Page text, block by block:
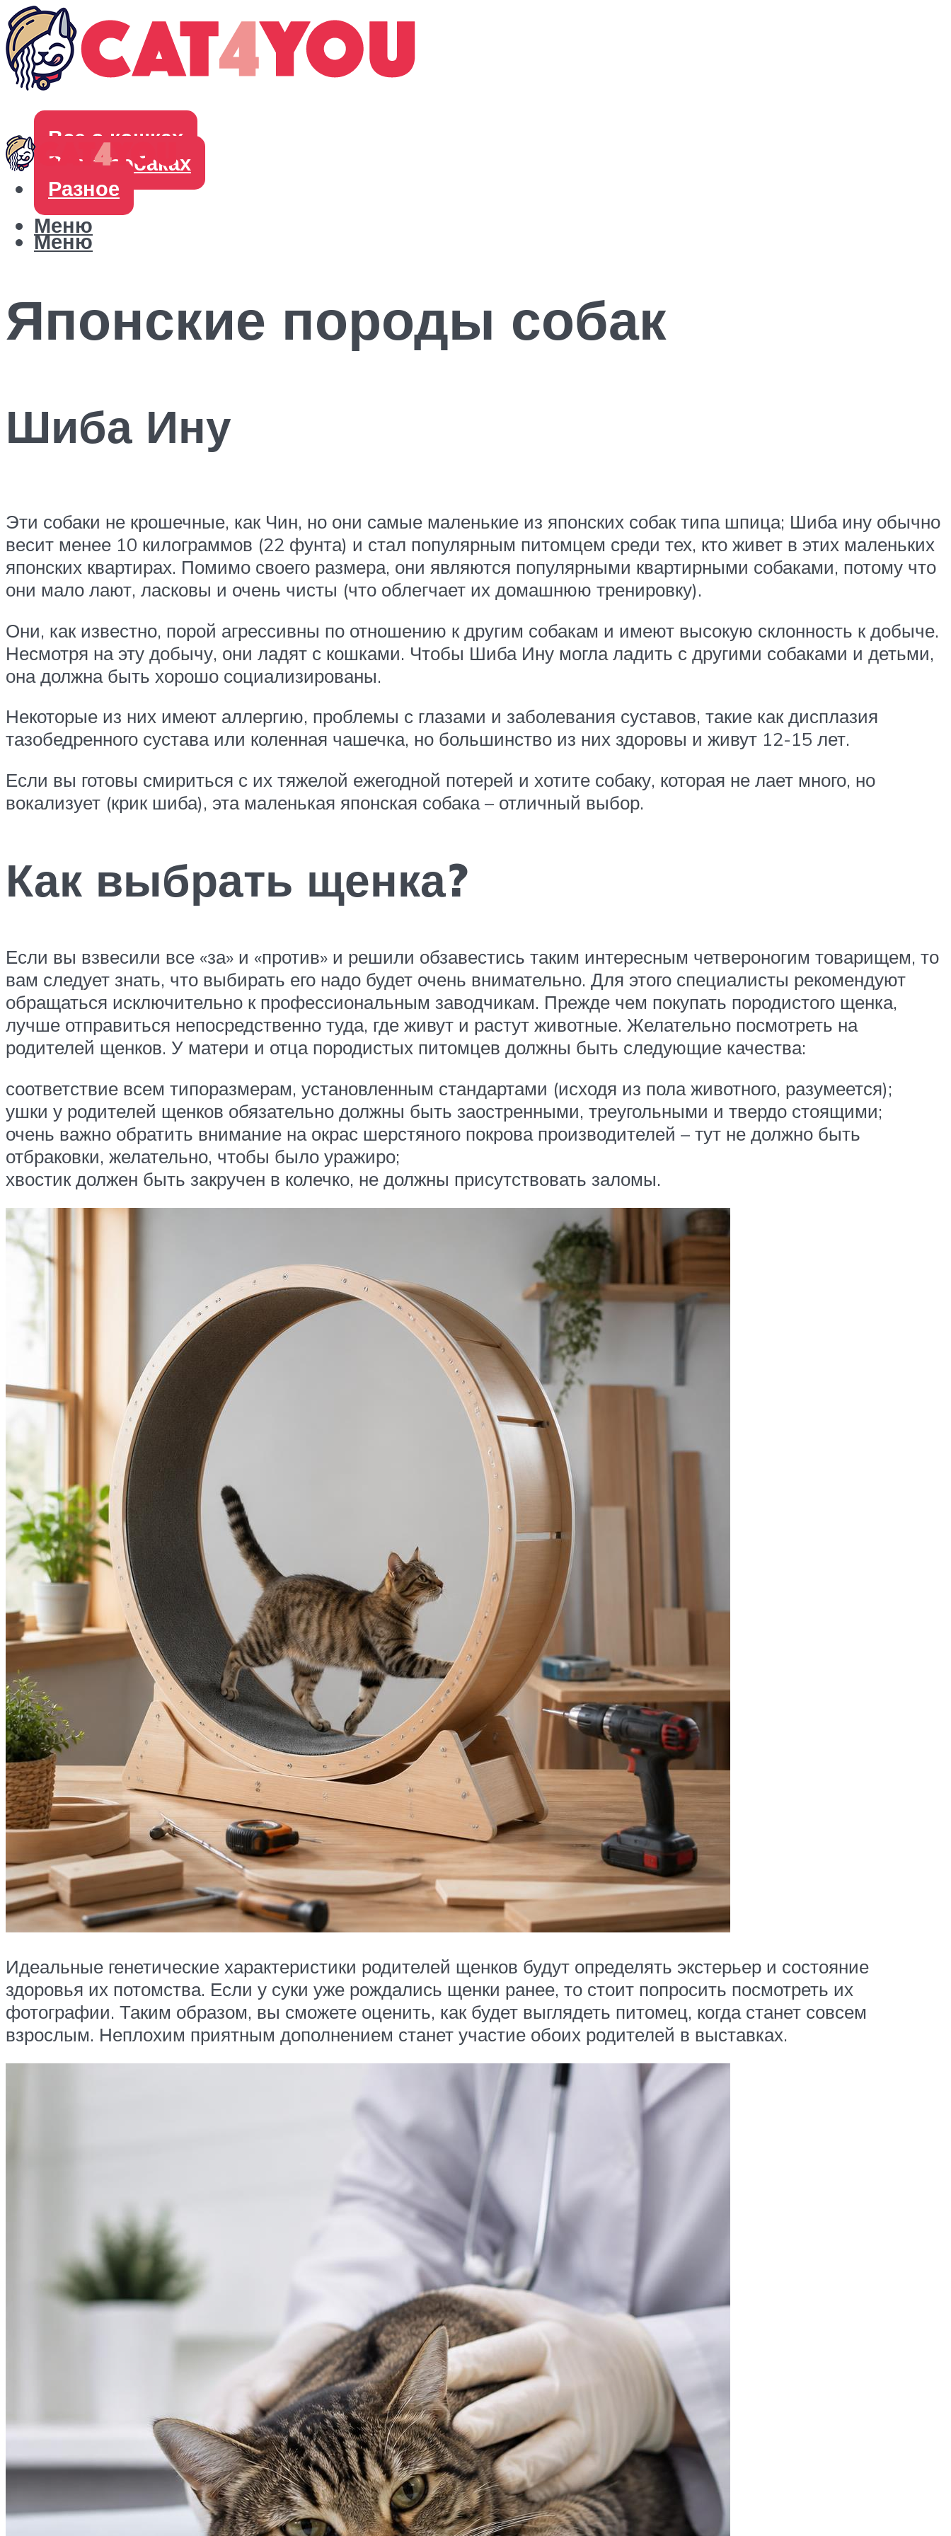
Все о кошках
Все о собаках
Разное
Меню
Меню
Японские породы собак
Шиба Ину
Эти собаки не крошечные, как Чин, но они самые маленькие из японских собак типа шпица; Шиба ину обычно
весит менее 10 килограммов (22 фунта) и стал популярным питомцем среди тех, кто живет в этих маленьких
японских квартирах. Помимо своего размера, они являются популярными квартирными собаками, потому что
они мало лают, ласковы и очень чисты (что облегчает их домашнюю тренировку).
Они, как известно, порой агрессивны по отношению к другим собакам и имеют высокую склонность к добыче.
Несмотря на эту добычу, они ладят с кошками. Чтобы Шиба Ину могла ладить с другими собаками и детьми,
она должна быть хорошо социализированы.
Некоторые из них имеют аллергию, проблемы с глазами и заболевания суставов, такие как дисплазия
тазобедренного сустава или коленная чашечка, но большинство из них здоровы и живут 12-15 лет.
Если вы готовы смириться с их тяжелой ежегодной потерей и хотите собаку, которая не лает много, но
вокализует (крик шиба), эта маленькая японская собака – отличный выбор.
Как выбрать щенка?
Если вы взвесили все «за» и «против» и решили обзавестись таким интересным четвероногим товарищем, то
вам следует знать, что выбирать его надо будет очень внимательно. Для этого специалисты рекомендуют
обращаться исключительно к профессиональным заводчикам. Прежде чем покупать породистого щенка,
лучше отправиться непосредственно туда, где живут и растут животные. Желательно посмотреть на
родителей щенков. У матери и отца породистых питомцев должны быть следующие качества:
соответствие всем типоразмерам, установленным стандартами (исходя из пола животного, разумеется);
ушки у родителей щенков обязательно должны быть заостренными, треугольными и твердо стоящими;
очень важно обратить внимание на окрас шерстяного покрова производителей – тут не должно быть
отбраковки, желательно, чтобы было уражиро;
хвостик должен быть закручен в колечко, не должны присутствовать заломы.
Идеальные генетические характеристики родителей щенков будут определять экстерьер и состояние
здоровья их потомства. Если у суки уже рождались щенки ранее, то стоит попросить посмотреть их
фотографии. Таким образом, вы сможете оценить, как будет выглядеть питомец, когда станет совсем
взрослым. Неплохим приятным дополнением станет участие обоих родителей в выставках.